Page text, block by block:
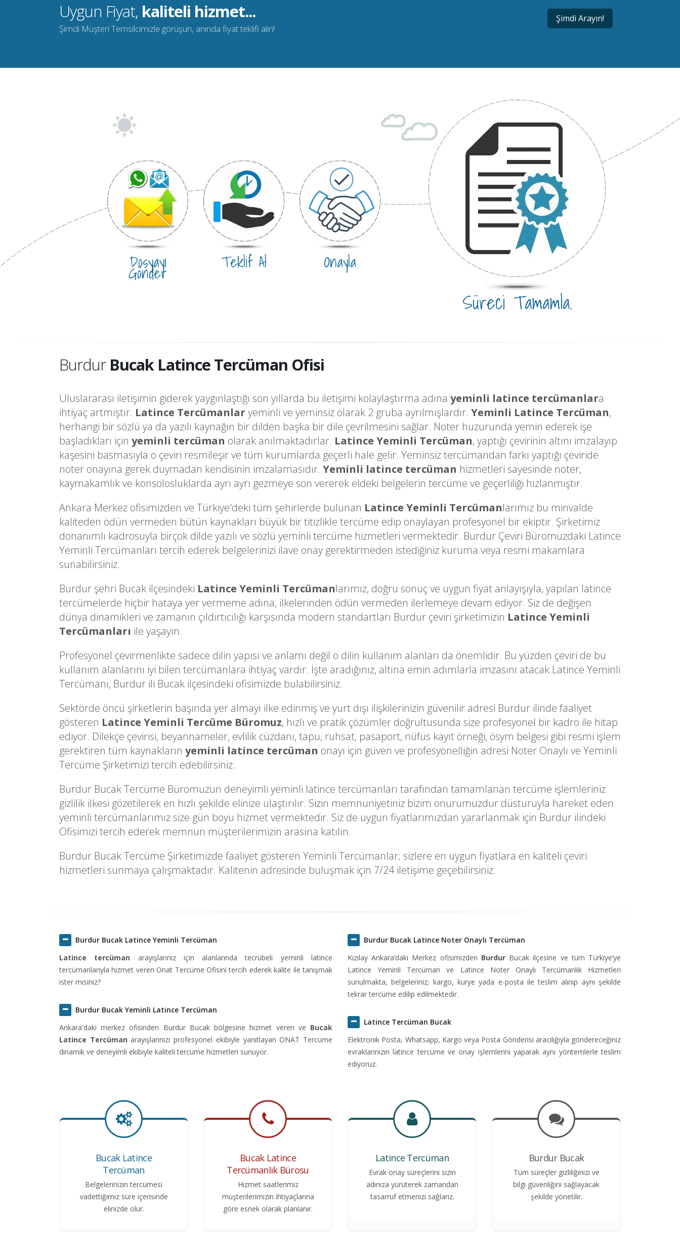
Uygun Fiyat, kaliteli hizmet...
Şimdi Müşteri Temsilcimizle görüşün, anında fiyat teklifi alın!
Şimdi Arayın!
Dosyayı
Gönder Teklif Al Onayla
Süreci Tamamla.
Burdur Bucak Latince Tercüman Ofisi
Uluslararası iletişimin giderek yaygınlaştığı son yıllarda bu iletişimi kolaylaştırma adına yeminli latince tercümanlara
ihtiyaç artmıştır. Latince Tercümanlar yeminli ve yeminsiz olarak 2 gruba ayrılmışlardır. Yeminli Latince Tercüman,
herhangi bir sözlü ya da yazılı kaynağın bir dilden başka bir dile çevrilmesini sağlar. Noter huzurunda yemin ederek işe
başladıkları için yeminli tercüman olarak anılmaktadırlar. Latince Yeminli Tercüman, yaptığı çevirinin altını imzalayıp
kaşesini basmasıyla o çeviri resmileşir ve tüm kurumlarda geçerli hale gelir. Yeminsiz tercümandan farkı yaptığı çeviride
noter onayına gerek duymadan kendisinin imzalamasıdır. Yeminli latince tercüman hizmetleri sayesinde noter,
kaymakamlık ve konsolosluklarda ayrı ayrı gezmeye son vererek eldeki belgelerin tercüme ve geçerliliği hızlanmıştır.
Ankara Merkez ofisimizden ve Türkiye'deki tüm şehirlerde bulunan Latince Yeminli Tercümanlarımız bu minvalde
kaliteden ödün vermeden bütün kaynakları büyük bir titizlikle tercüme edip onaylayan profesyonel bir ekiptir. Şirketimiz
donanımlı kadrosuyla birçok dilde yazılı ve sözlü yeminli tercüme hizmetleri vermektedir. Burdur Çeviri Büromuzdaki Latince
Yeminli Tercümanları tercih ederek belgelerinizi ilave onay gerektirmeden istediğiniz kuruma veya resmi makamlara
sunabilirsiniz.
Burdur şehri Bucak ilçesindeki Latince Yeminli Tercümanlarımız, doğru sonuç ve uygun fiyat anlayışıyla, yapılan latince
tercümelerde hiçbir hataya yer vermeme adına, ilkelerinden ödün vermeden ilerlemeye devam ediyor. Siz de değişen
dünya dinamikleri ve zamanın çıldırtıcılığı karşısında modern standartları Burdur çeviri şirketimizin Latince Yeminli
Tercümanları ile yaşayın.
Profesyonel çevirmenlikte sadece dilin yapısı ve anlamı değil o dilin kullanım alanları da önemlidir. Bu yüzden çeviri de bu
kullanım alanlarını iyi bilen tercümanlara ihtiyaç vardır. İşte aradığınız, altına emin adımlarla imzasını atacak Latince Yeminli
Tercümanı, Burdur ili Bucak ilçesindeki ofisimizde bulabilirsiniz.
Sektörde öncü şirketlerin başında yer almayı ilke edinmiş ve yurt dışı ilişkilerinizin güvenilir adresi Burdur ilinde faaliyet
gösteren Latince Yeminli Tercüme Büromuz, hızlı ve pratik çözümler doğrultusunda size profesyonel bir kadro ile hitap
ediyor. Dilekçe çevirisi, beyannameler, evlilik cüzdanı, tapu, ruhsat, pasaport, nüfus kayıt örneği, ösym belgesi gibi resmi işlem
gerektiren tüm kaynakların yeminli latince tercüman onayı için güven ve profesyonelliğin adresi Noter Onaylı ve Yeminli
Tercüme Şirketimizi tercih edebilirsiniz.
Burdur Bucak Tercüme Büromuzun deneyimli yeminli latince tercümanları tarafından tamamlanan tercüme işlemleriniz
gizlilik ilkesi gözetilerek en hızlı şekilde elinize ulaştırılır. Sizin memnuniyetiniz bizim onurumuzdur düsturuyla hareket eden
yeminli tercümanlarımız size gün boyu hizmet vermektedir. Siz de uygun fiyatlarımızdan yararlanmak için Burdur ilindeki
Ofisimizi tercih ederek memnun müşterilerimizin arasına katılın.
Burdur Bucak Tercüme Şirketimizde faaliyet gösteren Yeminli Tercümanlar; sizlere en uygun fiyatlara en kaliteli çeviri
hizmetleri sunmaya çalışmaktadır. Kalitenin adresinde buluşmak için 7/24 iletişime geçebilirsiniz.
Burdur Bucak Latince Yeminli Tercüman
Latince tercüman arayışlarınız için alanlarında tecrübeli yeminli latince
tercümanlarıyla hizmet veren Onat Tercüme Ofisini tercih ederek kalite ile tanışmak
ister misiniz?
Burdur Bucak Yeminli Latince Tercüman
Ankara'daki merkez ofisinden Burdur Bucak bölgesine hizmet veren ve Bucak
Latince Tercüman arayışlarınızı profesyonel ekibiyle yanıtlayan ONAT Tercüme
dinamik ve deneyimli ekibiyle kaliteli tercüme hizmetleri sunuyor.
Burdur Bucak Latince Noter Onaylı Tercüman
Kızılay Ankara‘daki Merkez ofisimizden BurdurBucak ilçesine ve tüm Türkiye’ye
Latince Yeminli Tercüman ve Latince Noter Onaylı Tercümanlık Hizmetleri
sunulmakta, belgeleriniz; kargo, kurye yada e-posta ile teslim alınıp aynı şekilde
tekrar tercüme edilip edilmektedir.
Latince Tercüman Bucak
Elektronik Posta, Whatsapp, Kargo veya Posta Gönderisi aracılığıyla göndereceğiniz
evraklarınızın latince tercüme ve onay işlemlerini yaparak aynı yöntemlerle teslim
ediyoruz.
Bucak Latince
Tercüman
Belgelerinizin tercümesi
vadettiğimiz süre içerisinde
elinizde olur.
Bucak Latince
Tercümanlık Bürosu
Hizmet saatlerimiz
müşterilerimizin ihtiyaçlarına
göre esnek olarak planlanır.
Latince Tercüman
Evrak onay süreçlerini sizin
adınıza yürüterek zamandan
tasarruf etmenizi sağlarız.
Burdur Bucak
Tüm süreçler gizliliğinizi ve
bilgi güvenliğini sağlayacak
şekilde yönetilir.